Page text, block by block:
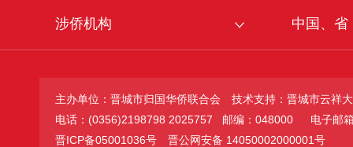
涉侨机构 中国、省
主办单位：晋城市归国华侨联合会
技术支持：晋城市云祥
电话：(0356)2198798 2025757 邮编：048000
电子邮
晋ICP备05001036号
晋公网安备 14050002000001号